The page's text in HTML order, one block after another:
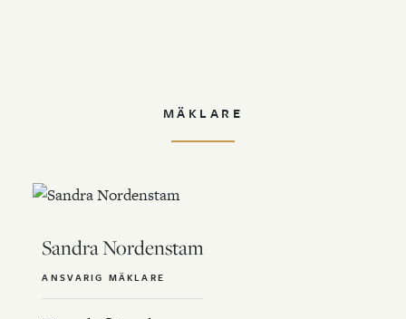
MÄKLARE
Sandra Nordenstam
ANSVARIG MÄKLARE